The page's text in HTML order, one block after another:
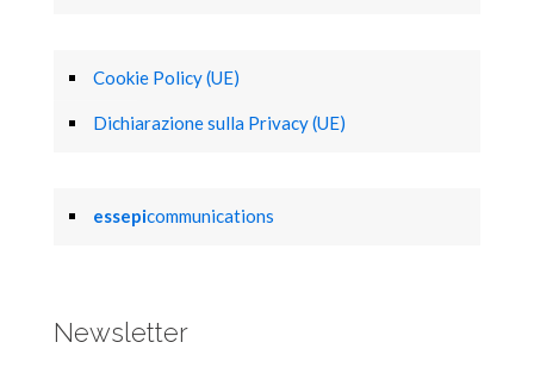
Cookie Policy (UE)
Dichiarazione sulla Privacy (UE)
essepicommunications
Newsletter